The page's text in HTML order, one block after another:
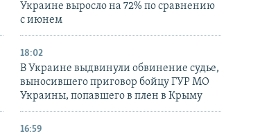
Украине выросло на 72% по сравнению
с июнем
18:02
В Украине выдвинули обвинение судье,
выносившего приговор бойцу ГУР МО
Украины, попавшего в плен в Крыму
16:59